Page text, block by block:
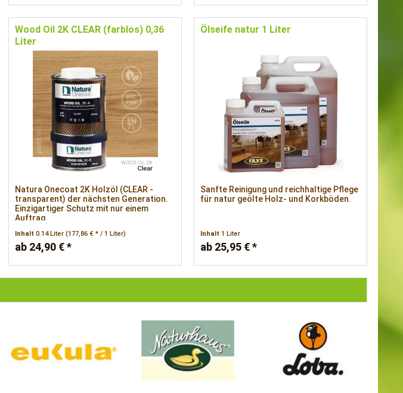
Wood Oil 2K CLEAR (farblos) 0,36
Liter
Natura Onecoat 2K Holzöl (CLEAR -
transparent) der nächsten Generation.
Einzigartiger Schutz mit nur einem
Auftrag
Inhalt 0.14 Liter (177,86 € * / 1 Liter)
ab 24,90 € *
Ölseife natur 1 Liter
Sanfte Reinigung und reichhaltige Pflege
für natur geölte Holz- und Korkböden.
Inhalt 1 Liter
ab 25,95 € *